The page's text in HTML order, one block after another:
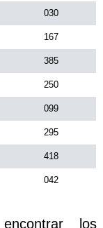
030
167
385
250
099
295
418
042
los